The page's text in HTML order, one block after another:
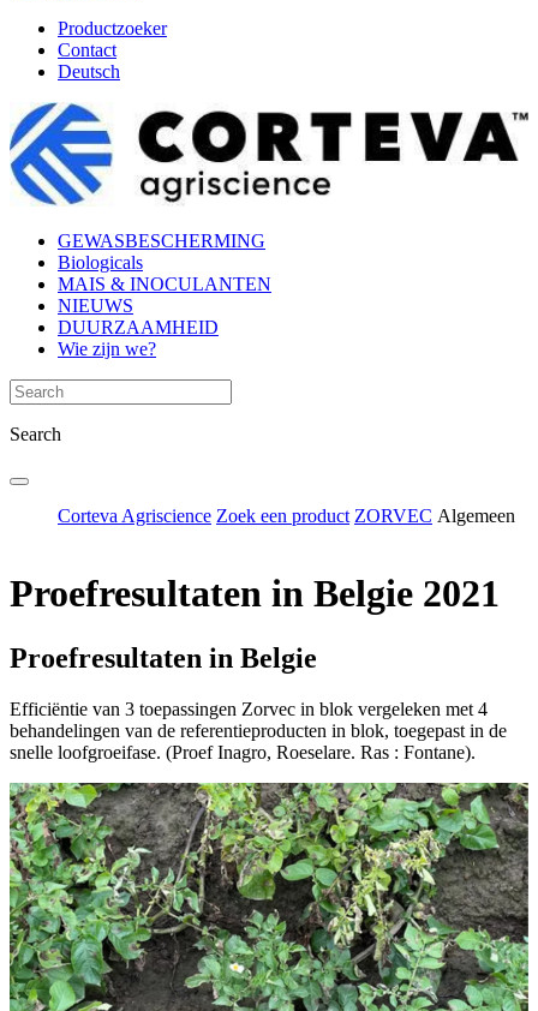
Productzoeker
Contact
Deutsch
GEWASBESCHERMING
Biologicals
MAIS & INOCULANTEN
NIEUWS
DUURZAAMHEID
Wie zijn we?
Search
Corteva Agriscience Zoek een product ZORVEC Algemeen
Proefresultaten in Belgie 2021
Proefresultaten in Belgie
Efficiëntie van 3 toepassingen Zorvec in blok vergeleken met 4
behandelingen van de referentieproducten in blok, toegepast in de
snelle loofgroeifase. (Proef Inagro, Roeselare. Ras : Fontane).